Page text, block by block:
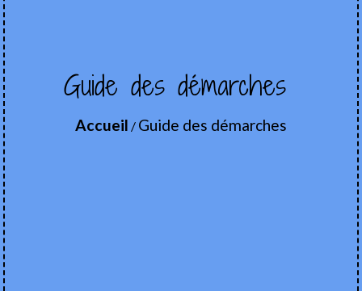
Guide des démarches
Accueil / Guide des démarches